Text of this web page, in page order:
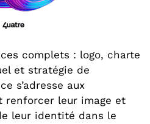
complets : logo, charte
et stratégie de
s’adresse aux
renforcer leur image et
leur identité dans le